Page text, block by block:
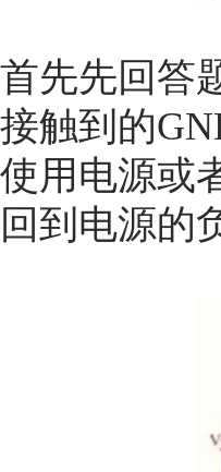
首先先回答
接触到的
使用电源或
回到电源的